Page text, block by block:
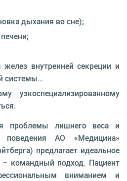
дыхания во сне);
внутренней секреции и
системы…
узкоспеци­ализированному
проблемы лишнего веса и
поведения АО «Медицина»
предлагает идеальное
командный подход. Пациент
вниманием и